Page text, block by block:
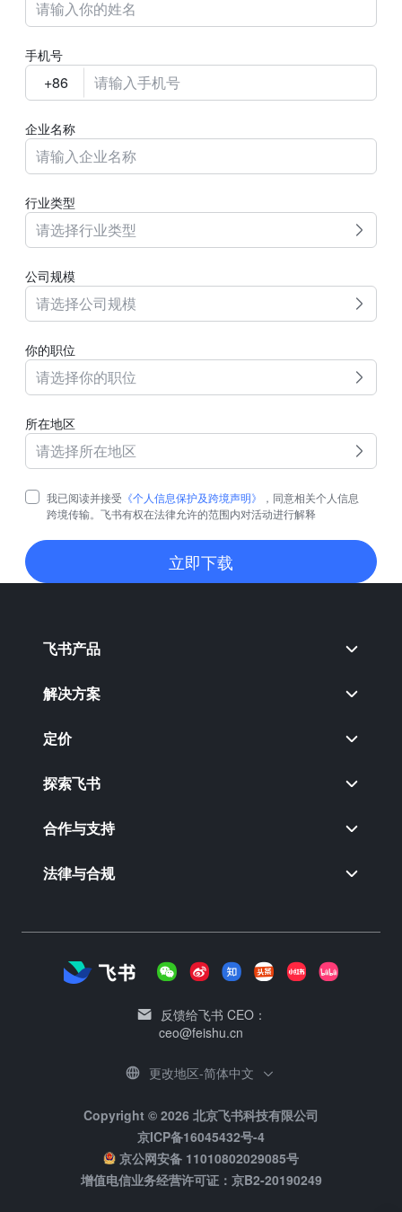
手机号
企业名称
行业类型
请选择行业类型
公司规模
请选择公司规模
你的职位
请选择你的职位
所在地区
请选择所在地区
我已阅读并接受 《个人信息保护及跨境声明》
，同意相关个人信息
跨境传输。飞书有权在法律允许的范围内对活动进行解释
立即下载
飞书产品
解决方案
定价
探索飞书
合作与支持
法律与合规
反馈给飞书 CEO：
ceo@feishu.cn
Copyright © 2026 北京飞书科技有限公司
京ICP备16045432号-4
京公网安备 11010802029085号
增值电信业务经营许可证：京B2-20190249
更改地区-简体中文